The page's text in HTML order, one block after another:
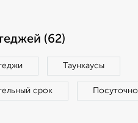
(62)
Таунхаусы
срок Посуточно